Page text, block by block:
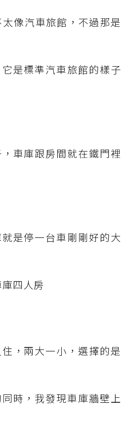
像汽車旅館，不過那是
是標準汽車旅館的樣子
車庫跟房間就在鐵門裡
是停一台車剛剛好的大
四人房
，兩大一小，選擇的是
時，我發現車庫牆壁上